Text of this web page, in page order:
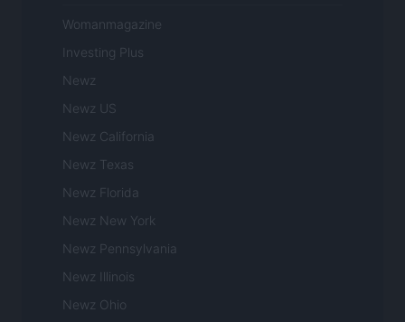
Womanmagazine
Investing Plus
Newz
Newz US
Newz California
Newz Texas
Newz Florida
Newz New York
Newz Pennsylvania
Newz Illinois
Newz Ohio